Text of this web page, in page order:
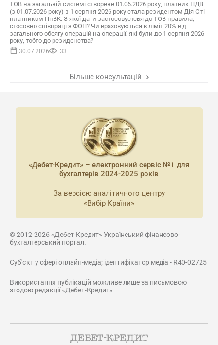
ТОВ на загальній системі створене 01.06.2026 року, платник ПДВ
(з 01.07.2026 року) з 1 серпня 2026 року стала резидентом Дія Сіті -
платником ПнВК. З якої дати застосовуєтсья до ТОВ правила,
стосовно співпраці з ФОП? Чи враховуються в ліміт 20% від
загального обсягу операцій на операції, які були до 1 серпня 2026
року, тобто до резиденства?
30.07.2026 33
Більше консультацій
«Дебет-Кредит» – електронний сервіс №1 для
бухгалтерів 2024-2025 років
За версією аналітичного центру
«Вибір Країни»
© 2012-2026 «Дебет-Кредит» Український фінансово-
бухгалтерський портал.
Суб'єкт у сфері онлайн-медіа; ідентифікатор медіа - R40-02725
Використання публікацій можливе лише за письмовою
згодою редакції «Дебет-Кредит»